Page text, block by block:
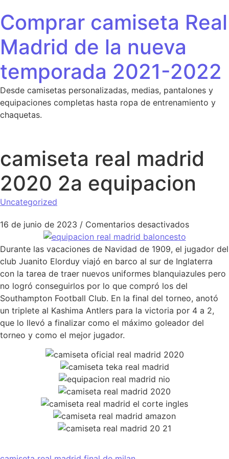
Comprar camiseta Real
Madrid de la nueva
temporada 2021-2022
Desde camisetas personalizadas, medias, pantalones y
equipaciones completas hasta ropa de entrenamiento y
chaquetas.
camiseta real madrid
2020 2a equipacion
Uncategorized
16 de junio de 2023 / Comentarios desactivadosen
Durante las vacaciones de Navidad de 1909, el jugador del
club Juanito Elorduy viajó en barco al sur de Inglaterra
con la tarea de traer nuevos uniformes blanquiazules pero
no logró conseguirlos por lo que compró los del
Southampton Football Club. En la final del torneo, anotó
un triplete al Kashima Antlers para la victoria por 4 a 2,
que lo llevó a finalizar como el máximo goleador del
torneo y como el mejor jugador.